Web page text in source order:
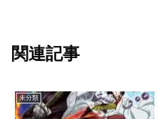
関連記事
未分類